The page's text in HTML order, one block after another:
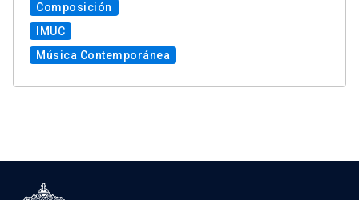
Composición
IMUC
Música Contemporánea